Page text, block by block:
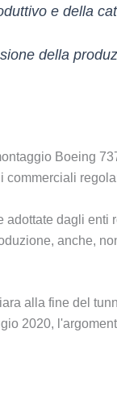
e della
della
Boeing
commerciali
dagli enti
anche,
alla fine del
2020,